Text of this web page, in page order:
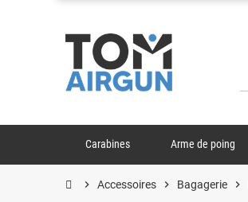
Carabines Arme de poing
chevron_right Accessoires chevron_right Bagagerie chevron_right